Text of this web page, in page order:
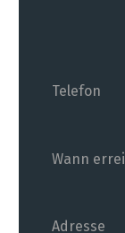
Telefon
Wann
Adresse